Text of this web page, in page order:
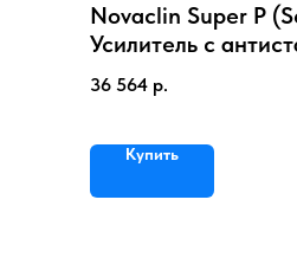
Novaclin Super P
Усилитель с
аппретом
36 564 р.
Купить